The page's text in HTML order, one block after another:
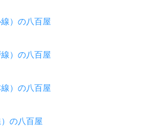
）の八百屋
）の八百屋
）の八百屋
の八百屋